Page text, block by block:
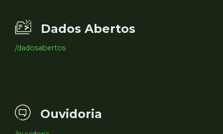
Dados Abertos
/dadosabertos
Ouvidoria